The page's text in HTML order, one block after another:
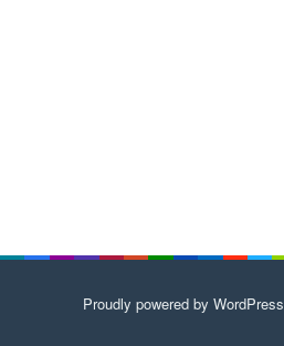
Proudly powered by WordPress